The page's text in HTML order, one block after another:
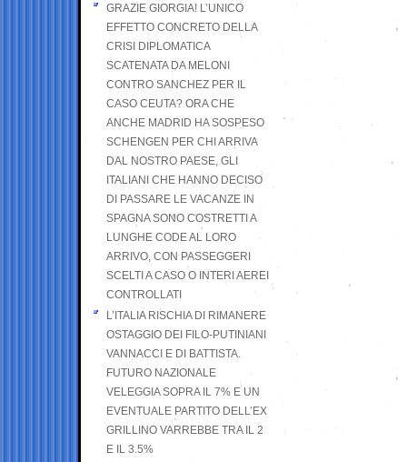
GRAZIE GIORGIA! L’UNICO
EFFETTO CONCRETO DELLA
CRISI DIPLOMATICA
SCATENATA DA MELONI
CONTRO SANCHEZ PER IL
CASO CEUTA? ORA CHE
ANCHE MADRID HA SOSPESO
SCHENGEN PER CHI ARRIVA
DAL NOSTRO PAESE, GLI
ITALIANI CHE HANNO DECISO
DI PASSARE LE VACANZE IN
SPAGNA SONO COSTRETTI A
LUNGHE CODE AL LORO
ARRIVO, CON PASSEGGERI
SCELTI A CASO O INTERI AEREI
CONTROLLATI
L’ITALIA RISCHIA DI RIMANERE
OSTAGGIO DEI FILO-PUTINIANI
VANNACCI E DI BATTISTA.
FUTURO NAZIONALE
VELEGGIA SOPRA IL 7% E UN
EVENTUALE PARTITO DELL’EX
GRILLINO VARREBBE TRA IL 2
E IL 3.5%